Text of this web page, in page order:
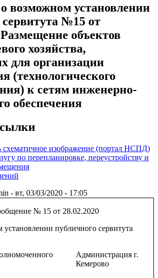
возможном установлении
№15 от
объектов
хозяйства,
для организации
(технологического
к сетям инженерно-
обеспечения
схематичное изображение (портал НСПД)
по перепланировке, переустройству и
- вт, 03/03/2020 - 17:05
№ 15 от 28.02.2020
публичного сервитута
Администрация г.
Кемерово